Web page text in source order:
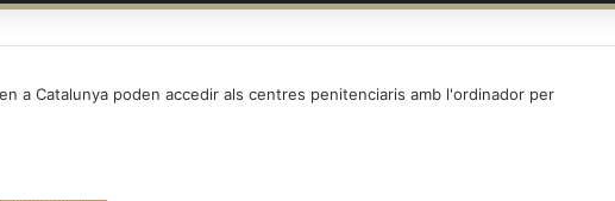
a Catalunya poden accedir als centres penitenciaris amb l'ordinador per